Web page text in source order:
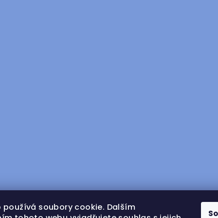
používá soubory cookie. Dalším